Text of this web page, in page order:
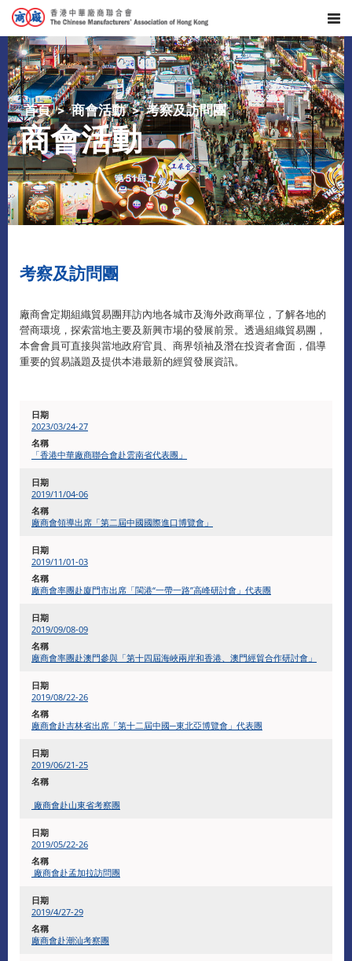
首頁 商會活動 考察及訪問團
商會活動
考察及訪問團
廠商會定期組織貿易團拜訪內地各城市及海外政商單位，了解各地的
營商環境，探索當地主要及新興市場的發展前景。透過組織貿易團，
本會會員可直接與當地政府官員、商界領袖及潛在投資者會面，倡導
重要的貿易議題及提供本港最新的經貿發展資訊。
2023/03/24-27
「香港中華廠商聯合會赴雲南省代表團」
2019/11/04-06
廠商會領導出席「第二屆中國國際進口博覽會」
2019/11/01-03
廠商會率團赴廈門市出席「閩港“一帶一路”高峰研討會」代表團
2019/09/08-09
廠商會率團赴澳門參與「第十四屆海峽兩岸和香港、澳門經貿合作研討會」
2019/08/22-26
廠商會赴吉林省出席「第十二屆中國─東北亞博覽會」代表團
2019/06/21-25
廠商會赴山東省考察團
2019/05/22-26
廠商會赴孟加拉訪問團
2019/4/27-29
廠商會赴潮汕考察團